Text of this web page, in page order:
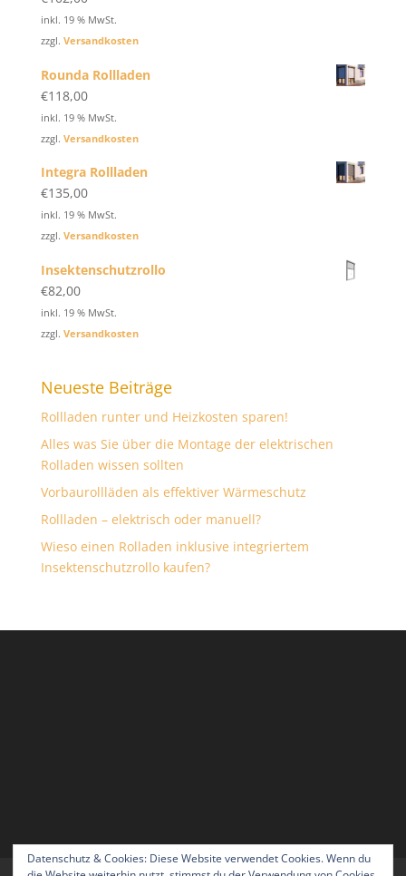
inkl. 19 % MwSt.
zzgl. Versandkosten
Rounda Rollladen
€118,00
inkl. 19 % MwSt.
zzgl. Versandkosten
Integra Rollladen
€135,00
inkl. 19 % MwSt.
zzgl. Versandkosten
Insektenschutzrollo
€82,00
inkl. 19 % MwSt.
zzgl. Versandkosten
Neueste Beiträge
Rollladen runter und Heizkosten sparen!
Alles was Sie über die Montage der elektrischen
Rolladen wissen sollten
Vorbaurollläden als effektiver Wärmeschutz
Rollladen – elektrisch oder manuell?
Wieso einen Rolladen inklusive integriertem
Insektenschutzrollo kaufen?
Datenschutz & Cookies: Diese Website verwendet Cookies. Wenn du